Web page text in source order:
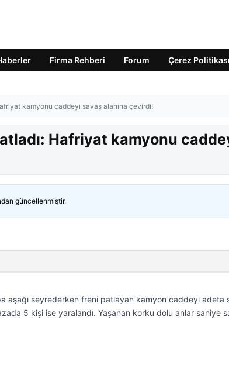
Firma Rehberi Forum Çerez Politikası
kamyonu caddeyi savaş alanına çevirdi!
Hafriyat kamyonu
güncellenmiştir.
aşağı seyrederken freni patlayan kamyon caddeyi adeta
5 kişi ise yaralandı. Yaşanan korku dolu anlar saniye